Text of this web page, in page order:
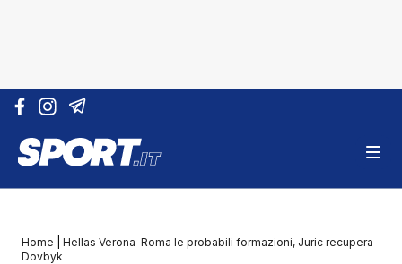
Vai al contenuto
Home
Hellas Verona-Roma le probabili formazioni, Juric recupera
Dovbyk